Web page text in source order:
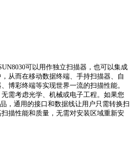
可以用作独立扫描器，也可以集成
从而在移动数据终端、手持扫描器、自
博彩终端等实现世界一流的扫描性能。
需考虑光学、机械或电子工程。如果您
，通用的接口和数据线让用户只需转换扫
描性能和质量，无需对安装区域重新安